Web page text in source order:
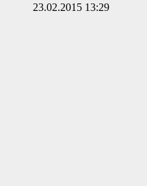
23.02.2015 13:29